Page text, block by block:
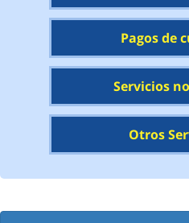
Pagos de
Servicios
Otros